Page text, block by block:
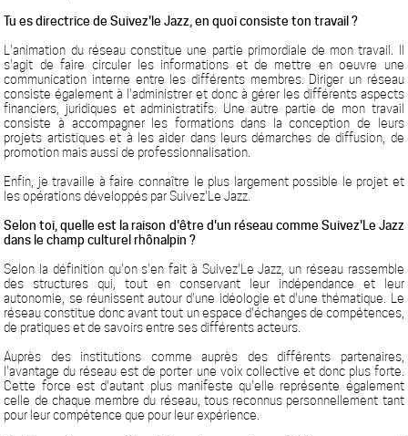
Tu es directrice de Suivez'le Jazz, en quoi consiste ton travail ?
L'animation du réseau constitue une partie primordiale de mon travail. Il
s'agit de faire circuler les informations et de mettre en oeuvre une
communication interne entre les différents membres. Diriger un réseau
consiste également à l'administrer et donc à gérer les différents aspects
financiers, juridiques et administratifs. Une autre partie de mon travail
consiste à accompagner les formations dans la conception de leurs
projets artistiques et à les aider dans leurs démarches de diffusion, de
promotion mais aussi de professionnalisation.
Enfin, je travaille à faire connaître le plus largement possible le projet et
les opérations développés par Suivez'Le Jazz.
Selon toi, quelle est la raison d'être d'un réseau comme Suivez'Le Jazz
dans le champ culturel rhônalpin ?
Selon la définition qu'on s'en fait à Suivez'Le Jazz, un réseau rassemble
des structures qui, tout en conservant leur indépendance et leur
autonomie, se réunissent autour d'une idéologie et d'une thématique. Le
réseau constitue donc avant tout un espace d'échanges de compétences,
de pratiques et de savoirs entre ses différents acteurs.
Auprès des institutions comme auprès des différents partenaires,
l'avantage du réseau est de porter une voix collective et donc plus forte.
Cette force est d'autant plus manifeste qu'elle représente également
celle de chaque membre du réseau, tous reconnus personnellement tant
pour leur compétence que pour leur expérience.